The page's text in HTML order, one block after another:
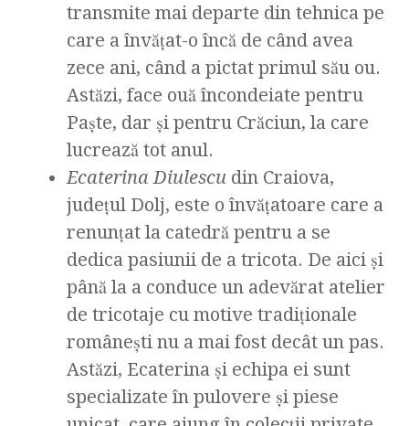
transmite mai departe din tehnica pe
care a învățat-o încă de când avea
zece ani, când a pictat primul său ou.
Astăzi, face ouă încondeiate pentru
Paște, dar și pentru Crăciun, la care
lucrează tot anul.
Ecaterina Diulescu din Craiova,
județul Dolj, este o învățatoare care a
renunțat la catedră pentru a se
dedica pasiunii de a tricota. De aici și
până la a conduce un adevărat atelier
de tricotaje cu motive tradiționale
românești nu a mai fost decât un pas.
Astăzi, Ecaterina și echipa ei sunt
specializate în pulovere și piese